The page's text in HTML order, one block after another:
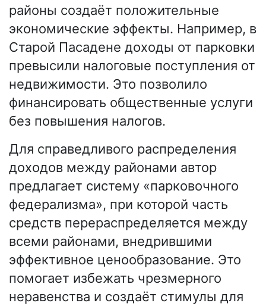
районы создаёт положительные
экономические эффекты. Например, в
Старой Пасадене доходы от парковки
превысили налоговые поступления от
недвижимости. Это позволило
финансировать общественные услуги
без повышения налогов.
Для справедливого распределения
доходов между районами автор
предлагает систему «парковочного
федерализма», при которой часть
средств перераспределяется между
всеми районами, внедрившими
эффективное ценообразование. Это
помогает избежать чрезмерного
неравенства и создаёт стимулы для